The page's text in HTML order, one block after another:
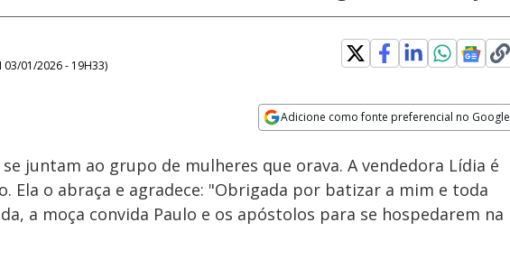
03/01/2026 - 19H33)
Adicione como fonte preferencial no Google
Velocidade
juntam ao grupo de mulheres que orava. A vendedora Lídia é
Ela o abraça e agradece: "Obrigada por batizar a mim e toda
a moça convida Paulo e os apóstolos para se hospedarem na